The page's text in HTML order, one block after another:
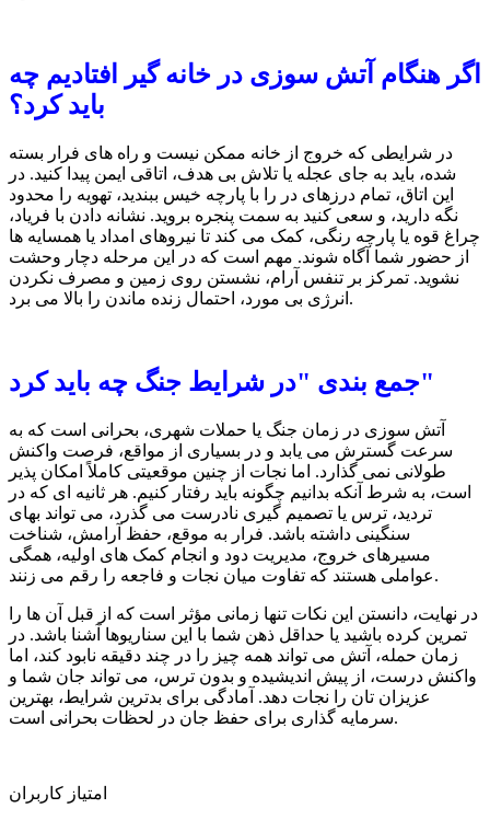
اگر هنگام آتش سوزی در خانه گیر افتادیم چه
باید کرد؟
در شرایطی که خروج از خانه ممکن نیست و راه های فرار بسته
شده، باید به جای عجله یا تلاش بی هدف، اتاقی ایمن پیدا کنید. در
این اتاق، تمام درزهای در را با پارچه خیس ببندید، تهویه را محدود
نگه دارید، و سعی کنید به سمت پنجره بروید. نشانه دادن با فریاد،
چراغ قوه یا پارچه رنگی، کمک می کند تا نیروهای امداد یا همسایه ها
از حضور شما آگاه شوند. مهم است که در این مرحله دچار وحشت
نشوید. تمرکز بر تنفس آرام، نشستن روی زمین و مصرف نکردن
انرژی بی مورد، احتمال زنده ماندن را بالا می برد.
جمع بندی "در شرایط جنگ چه باید کرد"
آتش سوزی در زمان جنگ یا حملات شهری، بحرانی است که به
سرعت گسترش می یابد و در بسیاری از مواقع، فرصت واکنش
طولانی نمی گذارد. اما نجات از چنین موقعیتی کاملاً امکان پذیر
است، به شرط آنکه بدانیم چگونه باید رفتار کنیم. هر ثانیه ای که در
تردید، ترس یا تصمیم گیری نادرست می گذرد، می تواند بهای
سنگینی داشته باشد. فرار به موقع، حفظ آرامش، شناخت
مسیرهای خروج، مدیریت دود و انجام کمک های اولیه، همگی
عواملی هستند که تفاوت میان نجات و فاجعه را رقم می زنند.
در نهایت، دانستن این نکات تنها زمانی مؤثر است که از قبل آن ها را
تمرین کرده باشید یا حداقل ذهن شما با این سناریوها آشنا باشد. در
زمان حمله، آتش می تواند همه چیز را در چند دقیقه نابود کند، اما
واکنش درست، از پیش اندیشیده و بدون ترس، می تواند جان شما و
عزیزان تان را نجات دهد. آمادگی برای بدترین شرایط، بهترین
سرمایه گذاری برای حفظ جان در لحظات بحرانی است.
امتیاز کاربران